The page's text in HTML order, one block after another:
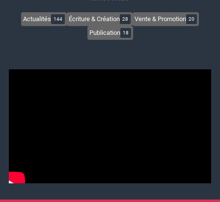
Actualités 144 Écriture & Création 28 Vente & Promotion 20
Publication 18